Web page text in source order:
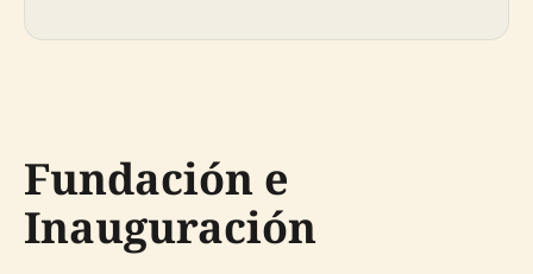
Fundación e
Inauguración